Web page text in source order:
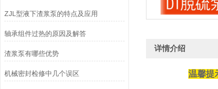
ZJL型液下渣浆泵的特点及应用
轴承组件过热的原因及解答
渣浆泵有哪些优势
机械密封检修中几个误区
详情介绍
温馨提